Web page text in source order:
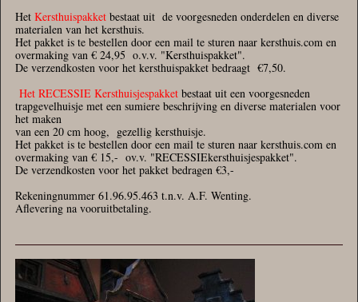
HetKersthuispakketbestaat uit de voorgesneden onderdelen en diverse
materialen van het kersthuis.
Het pakket is te bestellen door een mail te sturen naar kersthuis.com en
overmaking van € 24,95 o.v.v. "Kersthuispakket".
De verzendkosten voor het kersthuispakket bedraagt €7,50.
Het RECESSIE Kersthuisjespakketbestaat uit een voorgesneden
trapgevelhuisje met een sumiere beschrijving en diverse materialen voor
het maken
van een 20 cm hoog, gezellig kersthuisje.
Het pakket is te bestellen door een mail te sturen naar kersthuis.com en
overmaking van € 15,- ov.v. "RECESSIEkersthuisjespakket".
De verzendkosten voor het pakket bedragen €3,-
Rekeningnummer 61.96.95.463 t.n.v. A.F. Wenting.
Aflevering na vooruitbetaling.